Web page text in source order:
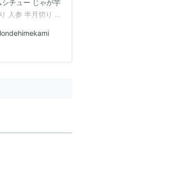
チュー じゃが芋
人参 半月切り い
る。ベイリーフ